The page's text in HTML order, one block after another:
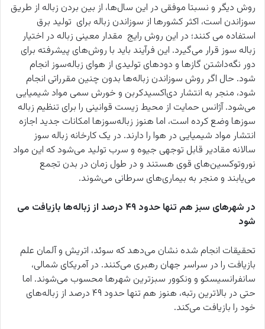
روش‌ دیگر و نسبتا موفقی در این سال‌ها، از بین بردن زباله از طریق
سوزاندن است، اکثر کشورها از سوزاندن زباله برای تولید برق
استفاده می کنند؛ در این روش رایج مقدار معینی زباله در اختیار
زباله سوز قرار می‌گیرد. این فرآیند باید با روش‌های پیشرفته برای
دور نگه‌داشتن گازها و دودهای تولیدی از هوای زباله‌سوز انجام
شود. حال اگر روش سوزاندن زباله‌ها بدون چنین مقرراتی انجام
شود، منجر به انتشار دی‌اکسیدکربن و خورش سمی مواد شیمیایی
می‌شود. آژانس حمایت از محیط زیست قوانینی را برای تنظیم زباله
سوزها وضع کرده است، اما هنوز زباله‌سوزها امکانات جدید اجازه
انتشار مواد شیمیایی در هوا را دارند. در یک کارخانه زباله سوز
سالانه مقادیر قابل توجهی جیوه و سرب تولید می‌‎شود که این مواد
نوروتوکسین‌های قوی هستند و در طول زمان در بدن تجمع
می‌یابند و منجر به بیماری‌های سرطانی می‌شوند.
در شهرهای سبز هم تنها حدود ۴۹ درصد از زباله‌ها بازیافت می‌
شود
تحقیقات انجام شده نشان می‌دهد که سوئد، اتریش و آلمان علم
بازیافت را در سراسر جهان رهبری می‌کنند. در آمریکای شمالی،
سانفرانسیسکو و ونکوور سبزترین شهرها محسوب می‌شوند. اما
حتی در بالاترین رتبه، هنوز هم تنها حدود ۴۹ درصد از زباله‌های
خود را بازیافت می‌کند.